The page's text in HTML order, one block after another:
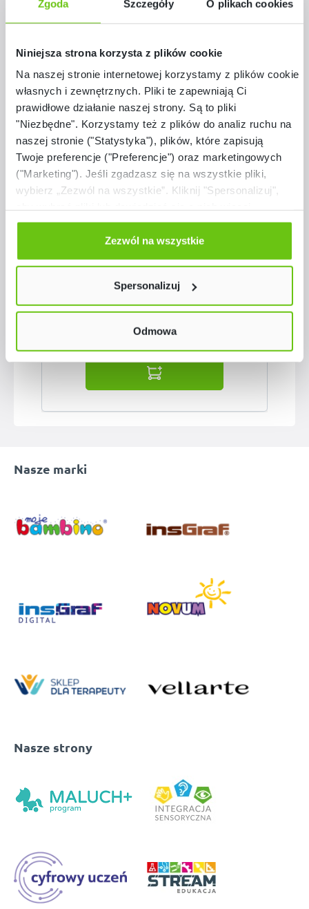
Zgoda Szczegóły O plikach cookies
Niniejsza strona korzysta z plików cookie
Na naszej stronie internetowej korzystamy z plików cookie:
własnych i zewnętrznych. Pliki te zapewniają Ci
prawidłowe działanie naszej strony. Są to pliki
"Niezbędne". Korzystamy też z plików do analiz ruchu na
naszej stronie ("Statystyka"), plików, które zapisują
Twoje preferencje ("Preferencje") oraz marketingowych
("Marketing"). Jeśli zgadzasz się na wszystkie pliki,
wybierz „Zezwól na wszystkie”. Kliknij "Spersonalizuj",
Odmów zgody poprzez przycisk „Odmowa”. Wtedy
użyjemy tylko plików niezbędnych dla naszej strony.
Twój wybór możesz zmienić przez kliknięcie przycisku w
Polityce prywatności
Zezwól na wszystkie
Spersonalizuj
Odmowa
Pomiń galerię produktów
Podobne z serii
Dostępne warianty
Quadro - biblioteczka jednostronna stojąca
Nasze marki
Nasze strony